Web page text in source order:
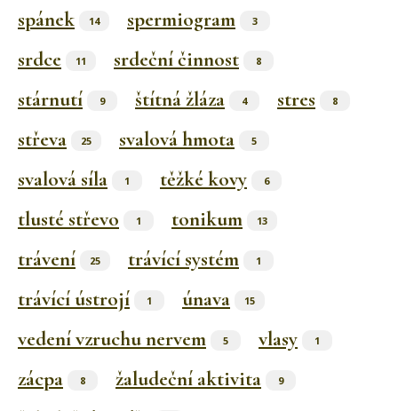
spánek 14 spermiogram 3
srdce 11 srdeční činnost 8
stárnutí 9 štítná žláza 4 stres 8
střeva 25 svalová hmota 5
svalová síla 1 těžké kovy 6
tlusté střevo 1 tonikum 13
trávení 25 trávící systém 1
trávící ústrojí 1 únava 15
vedení vzruchu nervem 5 vlasy 1
zácpa 8 žaludeční aktivita 9